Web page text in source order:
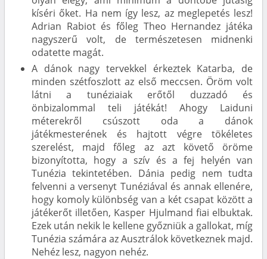
kíséri őket. Ha nem így lesz, az meglepetés lesz!
Adrian Rabiot és főleg Theo Hernandez játéka
nagyszerű volt, de természetesen midnenki
odatette magát.
A dánok nagy tervekkel érkeztek Katarba, de
minden szétfoszlott az első meccsen. Öröm volt
látni a tunéziaiak erőtől duzzadó és
önbizalommal teli játékát! Ahogy Laiduni
méterekről csúszott oda a dánok
játékmesterének és hajtott végre tökéletes
szerelést, majd főleg az azt követő öröme
bizonyította, hogy a szív és a fej helyén van
Tunézia tekintetében. Dánia pedig nem tudta
felvenni a versenyt Tunéziával és annak ellenére,
hogy komoly különbség van a két csapat között a
játékerőt illetően, Kasper Hjulmand fiai elbuktak.
Ezek után nekik le kellene győzniük a gallokat, míg
Tunézia számára az Ausztrálok következnek majd.
Nehéz lesz, nagyon nehéz.